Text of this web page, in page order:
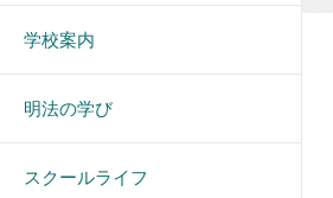
学校案内
明法の学び
スクールライフ